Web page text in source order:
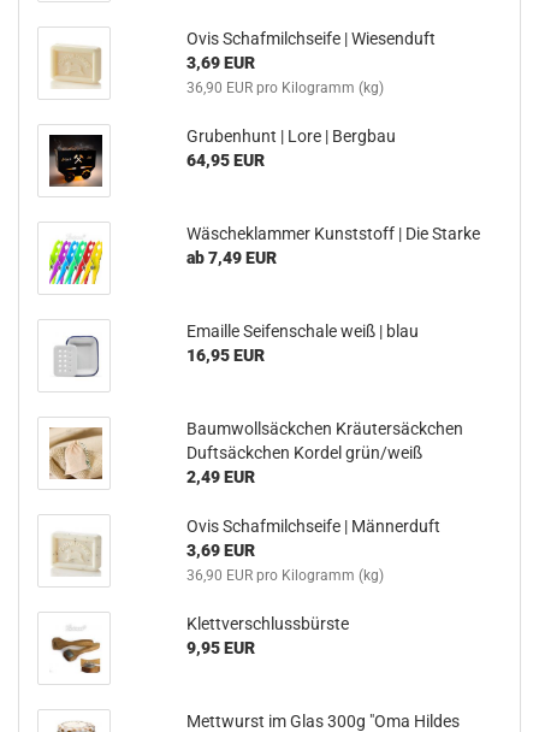
Ovis Schafmilchseife | Wiesenduft
3,69 EUR
36,90 EUR pro Kilogramm (kg)
Grubenhunt | Lore | Bergbau
64,95 EUR
Wäscheklammer Kunststoff | Die Starke
ab 7,49 EUR
Emaille Seifenschale weiß | blau
16,95 EUR
Baumwollsäckchen Kräutersäckchen
Duftsäckchen Kordel grün/weiß
2,49 EUR
Ovis Schafmilchseife | Männerduft
3,69 EUR
36,90 EUR pro Kilogramm (kg)
Klettverschlussbürste
9,95 EUR
Mettwurst im Glas 300g "Oma Hildes